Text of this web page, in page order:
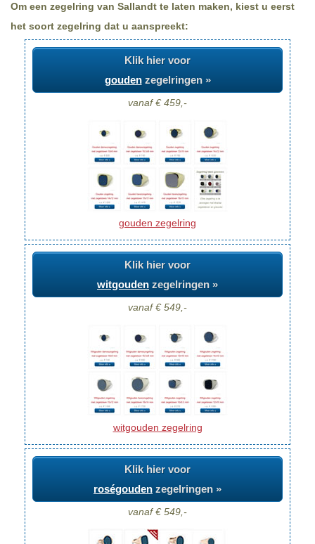
Om een zegelring van Sallandt te laten maken, kiest u eerst
het soort zegelring dat u aanspreekt:
Klik hier voor
goudenzegelringen »
vanaf € 459,-
gouden zegelring
Klik hier voor
witgouden zegelringen »
vanaf € 549,-
witgouden zegelring
Klik hier voor
roségouden zegelringen »
vanaf € 549,-